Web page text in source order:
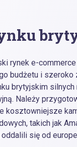
rynek e-
budżetu i szeroko
brytyjskim
Należy
kosztowniejsze
takich jak
się od